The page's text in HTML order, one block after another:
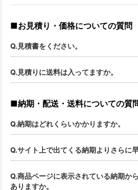
■お見積り・価格についての質問
Q.見積書をください。
Q.見積りに送料は入ってますか。
■納期・配送・送料についての質
Q.納期はどれくらいかかりますか。
Q.サイト上で出てくる納期よりさらに
Q.商品ページに表示されている納期か
ありますか。